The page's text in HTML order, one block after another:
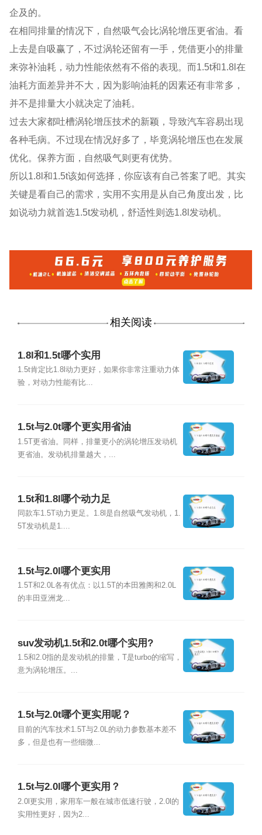
企及的。
在相同排量的情况下，自然吸气会比涡轮增压更省油。看
上去是自吸赢了，不过涡轮还留有一手，凭借更小的排量
来弥补油耗，动力性能依然有不俗的表现。而1.5t和1.8l在
油耗方面差异并不大，因为影响油耗的因素还有非常多，
并不是排量大小就决定了油耗。
过去大家都吐槽涡轮增压技术的新颖，导致汽车容易出现
各种毛病。不过现在情况好多了，毕竟涡轮增压也在发展
优化。保养方面，自然吸气则更有优势。
所以1.8l和1.5t该如何选择，你应该有自己答案了吧。其实
关键是看自己的需求，实用不实用是从自己角度出发，比
如说动力就首选1.5t发动机，舒适性则选1.8l发动机。
相关阅读
1.8l和1.5t哪个实用
1.5t肯定比1.8l动力更好，如果你非常注重动力体
验，对动力性能有比...
1.5t与2.0t哪个更实用省油
1.5T更省油。同样，排量更小的涡轮增压发动机
更省油。发动机排量越大，...
1.5t和1.8l哪个动力足
同款车1.5T动力更足。1.8l是自然吸气发动机，1.
5T发动机是1....
1.5t与2.0l哪个更实用
1.5T和2.0L各有优点：以1.5T的本田雅阁和2.0L
的丰田亚洲龙...
suv发动机1.5t和2.0t哪个实用?
1.5和2.0指的是发动机的排量，T是turbo的缩写，
意为涡轮增压。...
1.5t与2.0t哪个更实用呢？
目前的汽车技术1.5T与2.0L的动力参数基本差不
多，但是也有一些细微...
1.5t与2.0l哪个更实用？
2.0l更实用，家用车一般在城市低速行驶，2.0l的
实用性更好，因为2...